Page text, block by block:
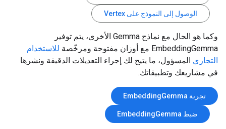
الوصول إلى النموذج على Vertex
وكما هو الحال مع نماذج Gemma الأخرى، يتم توفير
EmbeddingGemma مع أوزان مفتوحة ومرخّصة
للاستخدام
التجاري المسؤول، ما يتيح لك إجراء التعديلات الدقيقة ونشرها
في مشاريعك وتطبيقاتك.
تجربة EmbeddingGemma
ضبط EmbeddingGemma